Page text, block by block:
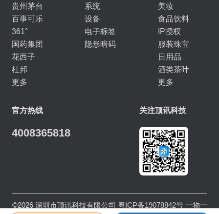
贵州茅台
百事可乐
361°
国药集团
花西子
杜邦
更多
系统
设备
电子标签
隐形暗码
美妆
食品饮料
IP授权
服装珠宝
日用品
酒类茶叶
更多
官方热线
4008365818
关注顶讯科技
©2026 深圳市顶讯科技有限公司 粤ICP备19078842号 一物一